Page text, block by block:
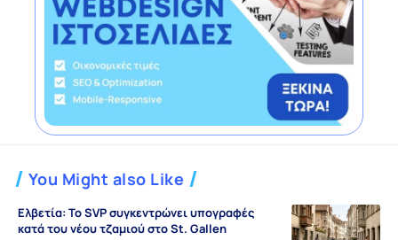
You Might also Like
Ελβετία: Το SVP συγκεντρώνει υπογραφές
κατά του νέου τζαμιού στο St. Gallen